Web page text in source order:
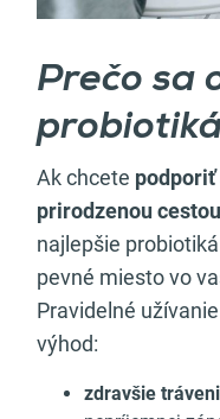
Prečo sa
Ak chcete
prirodzenou cestou
najlepšie
pevné miesto vo
Pravidelné
výhod:
zdravšie